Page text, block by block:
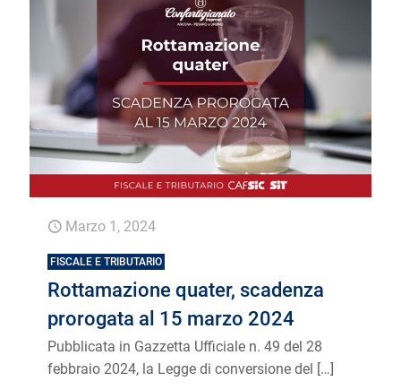
Marzo 1, 2024
FISCALE E TRIBUTARIO
Rottamazione quater, scadenza
prorogata al 15 marzo 2024
Pubblicata in Gazzetta Ufficiale n. 49 del 28
febbraio 2024, la Legge di conversione del […]